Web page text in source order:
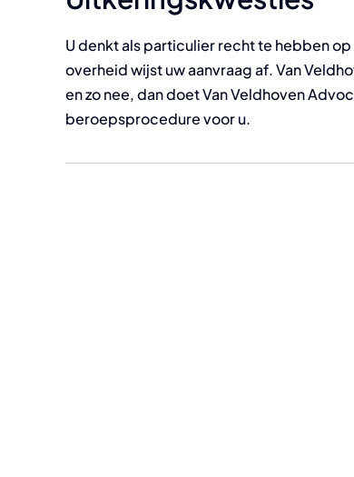
U denkt als particulier recht te hebben
overheid wijst uw aanvraag af. Van
en zo nee, dan doet Van Veldhoven
beroepsprocedure voor u.